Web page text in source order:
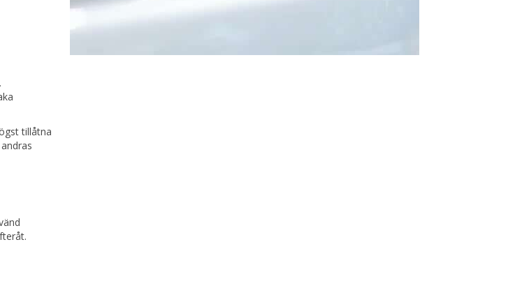
tillåtna